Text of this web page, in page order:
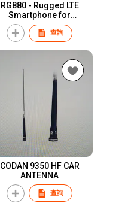
RG880 - Rugged LTE
Smartphone for
Multitasking and MCX
查詢
CODAN 9350 HF CAR
ANTENNA
查詢